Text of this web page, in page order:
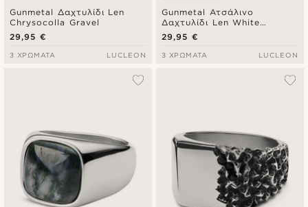
Gunmetal Δαχτυλίδι Len
Chrysocolla Gravel
29,95 €
3 ΧΡΏΜΑΤΑ LUCLEON
Gunmetal Ατσάλινο
Δαχτυλίδι Len White
Howlite Gravel
29,95 €
3 ΧΡΏΜΑΤΑ LUCLEON